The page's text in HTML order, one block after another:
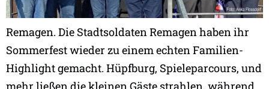
Remagen. Die Stadtsoldaten Remagen haben ihr
Sommerfest wieder zu einem echten Familien-
Highlight gemacht. Hüpfburg, Spieleparcours, und
mehr ließen die kleinen Gäste strahlen, während